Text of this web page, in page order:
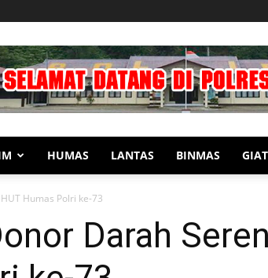
HUMAS LANTAS BINMAS
Humas Polri ke-73
Darah